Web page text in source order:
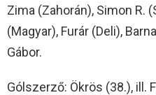
Zima (Zahorán), Simon R.
(Magyar), Furár (Deli),
Gábor.
Gólszerző: Ökrös (38.), ill.